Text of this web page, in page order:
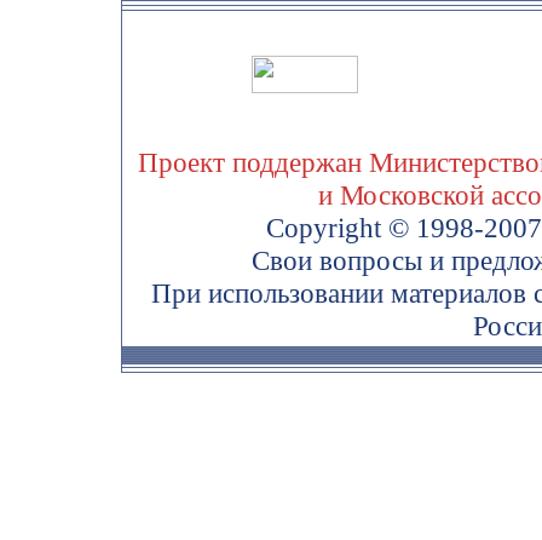
Проект поддержан
и Московской
Copyright © 1998-
Свои вопросы и
При использовании